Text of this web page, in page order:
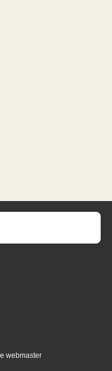
webmaster